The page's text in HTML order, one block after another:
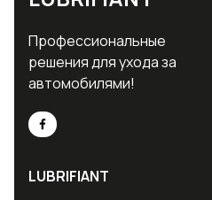
Профессиональные
решения для ухода за
автомобилями!
LUBRIFIANT